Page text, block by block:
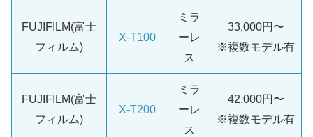
FUJIFILM(富士
フィルム)
X-T100
ミラ
ーレ
ス
33,000円〜
※複数モデル有
FUJIFILM(富士
フィルム)
X-T200
ミラ
ーレ
ス
42,000円〜
※複数モデル有